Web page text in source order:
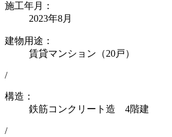
施工年月：
2023年8月
建物用途：
賃貸マンション（20戸）
/
構造：
鉄筋コンクリート造 4階建
/